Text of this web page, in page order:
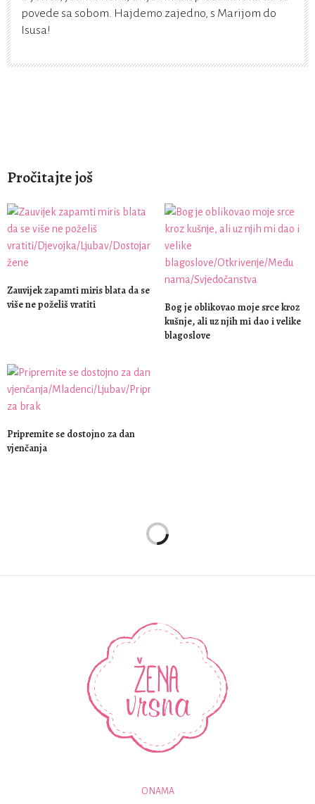
povede sa sobom. Hajdemo zajedno, s Marijom do
Isusa!
Pročitajte još
Zauvijek zapamti miris blata da se
više ne poželiš vratiti
Bog je oblikovao moje srce kroz
kušnje, ali uz njih mi dao i velike
blagoslove
Pripremite se dostojno za dan
vjenčanja
O NAMA